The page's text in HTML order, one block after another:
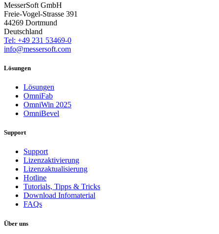
MesserSoft GmbH
Freie-Vogel-Strasse 391
44269 Dortmund
Deutschland
Tel: +49 231 53469-0
info@messersoft.com
Lösungen
Lösungen
OmniFab
OmniWin 2025
OmniBevel
Support
Support
Lizenzaktivierung
Lizenzaktualisierung
Hotline
Tutorials, Tipps & Tricks
Download Infomaterial
FAQs
Über uns